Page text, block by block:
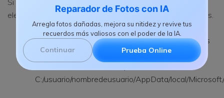
Reparador de Fotos con IA
Arregla fotos dañadas, mejora su nitidez y revive tus
recuerdos más valiosos con el poder de la IA.
Continuar Prueba Online
Si es así, entonces podrás recuperar la cuenta de correo
electrónico de Outlook eliminada con los siguientes pasos.
En primer lugar, accede a la carpeta donde tienes
almacenado el Outlook en tu computadora.
C:/usuario/nombredeusuario/AppData/local/